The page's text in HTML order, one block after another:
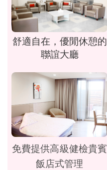
舒適自在，優閒休憩的
聯誼大廳
免費提供高級健檢貴賓
飯店式管理